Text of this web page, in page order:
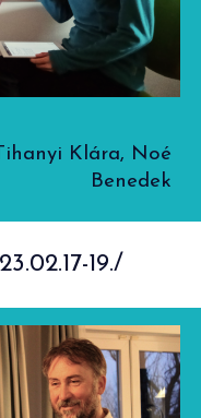
Klára, Noé
Benedek
19./